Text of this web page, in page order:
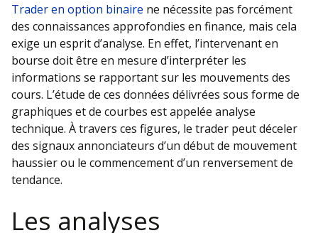
Trader en option binaire ne nécessite pas forcément
des connaissances approfondies en finance, mais cela
exige un esprit d’analyse. En effet, l’intervenant en
bourse doit être en mesure d’interpréter les
informations se rapportant sur les mouvements des
cours. L’étude de ces données délivrées sous forme de
graphiques et de courbes est appelée analyse
technique. À travers ces figures, le trader peut déceler
des signaux annonciateurs d’un début de mouvement
haussier ou le commencement d’un renversement de
tendance.
Les analyses